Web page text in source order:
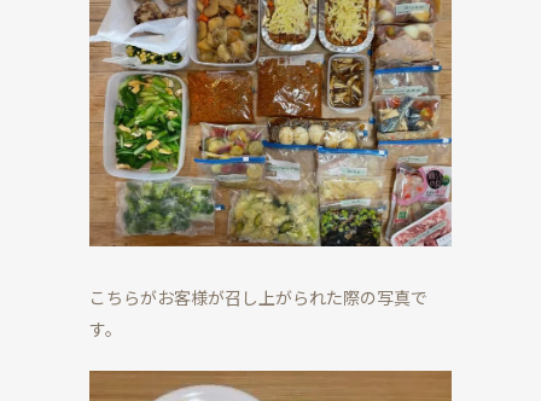
こちらがお客様が召し上がられた際の写真で
す。